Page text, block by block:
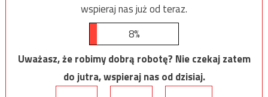
wspieraj nas już od teraz.
8%
Uważasz, że robimy dobrą robotę? Nie czekaj zatem
do jutra, wspieraj nas od dzisiaj.